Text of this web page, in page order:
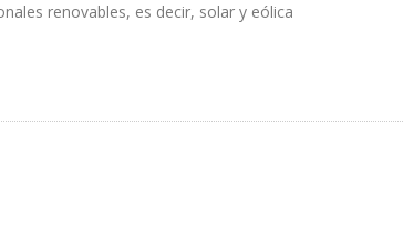
renovables, es decir, solar y eólica